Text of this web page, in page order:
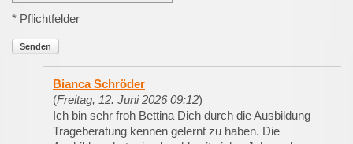
* Pflichtfelder
Senden
Bianca Schröder
(Freitag, 12. Juni 2026 09:12)
Ich bin sehr froh Bettina Dich durch die Ausbildung
Trageberatung kennen gelernt zu haben. Die